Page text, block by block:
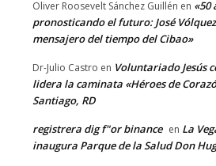
Oliver Roosevelt Sánchez Guillén en «50
pronosticando el futuro: José
mensajero del tiempo del Cibao»
Dr-Julio Castro en Voluntariado Jesús
lidera la caminata «Héroes de
Santiago, RD
registrera dig f"or binance en La
inaugura Parque de la Salud Don